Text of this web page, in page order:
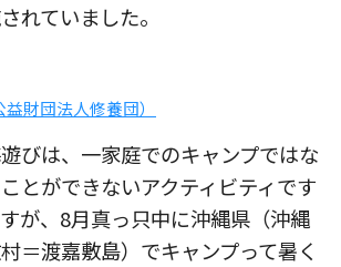
れていました。
益財団法人修養団）
びは、一家庭でのキャンプではな
とができないアクティビティです
が、8月真っ只中に沖縄県（沖縄
＝渡嘉敷島）でキャンプって暑く